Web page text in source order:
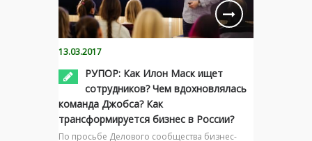
13.03.2017
РУПОР: Как Илон Маск ищет
сотрудников? Чем вдохновлялась
команда Джобса? Как
трансформируется бизнес в России?
По просьбе Делового сообщества бизнес-